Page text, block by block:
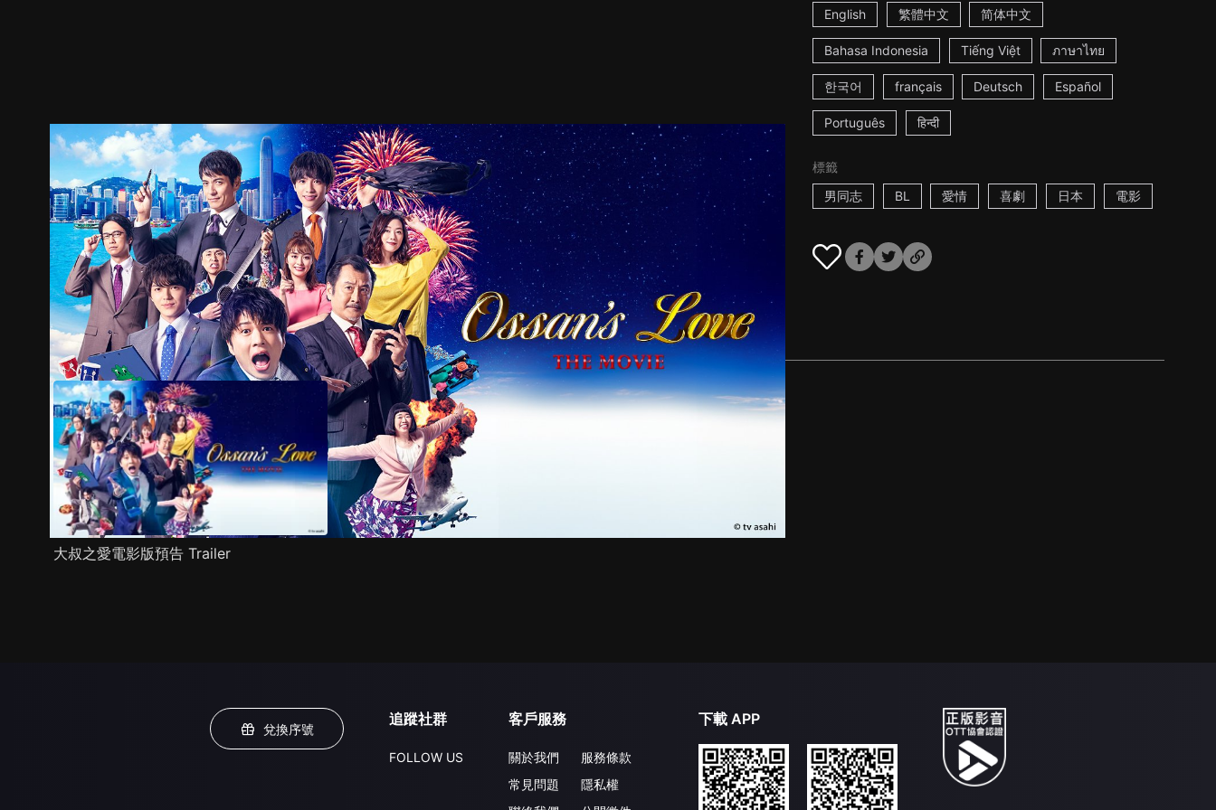
English 繁體中文 简体中文
Bahasa Indonesia Tiếng Việt ภาษาไทย
한국어 français Deutsch Español
Português हिन्दी
標籤
男同志
BL 愛情 喜劇 日本 電影
預告 劇照 推薦影片 劇情介紹
大叔之愛電影版預告 Trailer
兌換序號
追蹤社群
FOLLOW US
客戶服務
關於我們
常見問題
服務條款
隱私權
下載 APP